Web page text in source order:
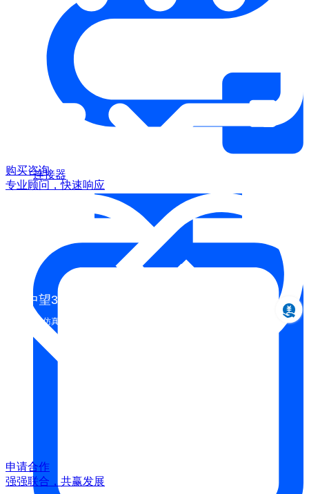
连接器
中望3D 2024
设计仿真制造一体化
购买咨询
专业顾问，快速响应
申请合作
强强联合，共赢发展